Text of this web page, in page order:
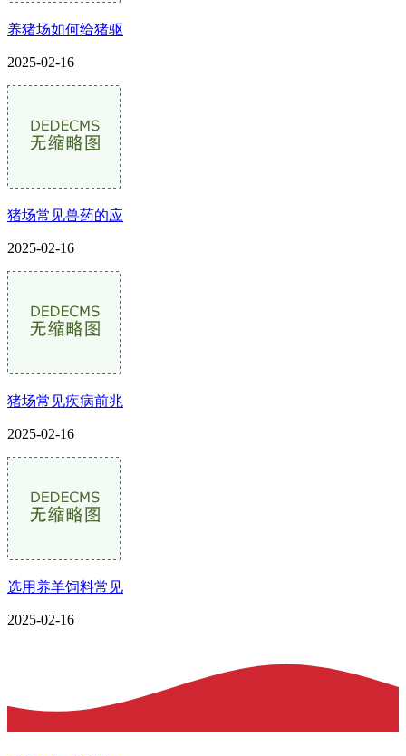
养猪场如何给猪驱
2025-02-16
猪场常见兽药的应
2025-02-16
猪场常见疾病前兆
2025-02-16
选用养羊饲料常见
2025-02-16